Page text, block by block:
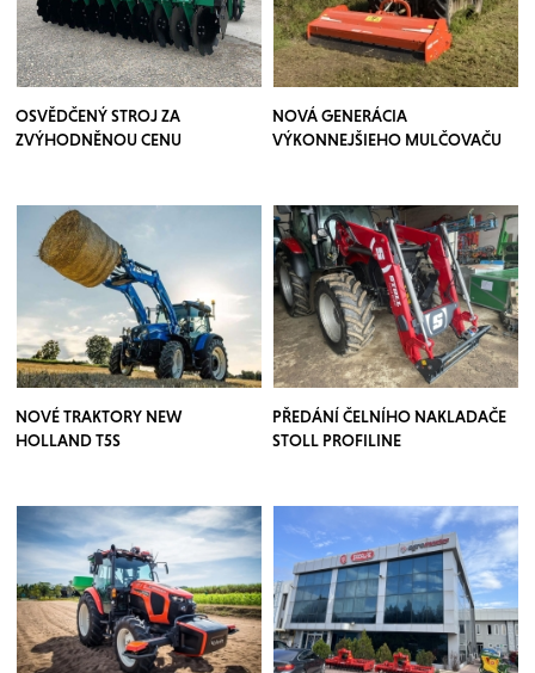
OSVĚDČENÝ STROJ ZA
ZVÝHODNĚNOU CENU
NOVÁ GENERÁCIA
VÝKONNEJŠIEHO MULČOVAČU
NOVÉ TRAKTORY NEW
HOLLAND T5S
PŘEDÁNÍ ČELNÍHO NAKLADAČE
STOLL PROFILINE